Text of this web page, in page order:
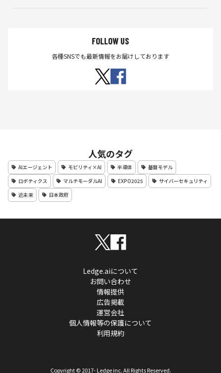
FOLLOW US
各種SNSでも最新情報をお届けしております
人気のタグ
AIエージェント モビリティ×AI 半導体
基盤モデル
ロボティクス
マルチモーダルAI EXPO2025
サイバーセキュリティ
近未来
日本政府
Ledge.aiについて
お問い合わせ
情報提供
広告掲載
運営会社
個人情報等の保護について
利用規約
Copyright © 2017- Ledge inc. All Rights Reserved.